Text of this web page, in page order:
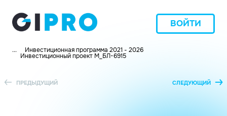
ВОЙТИ
... Инвестиционная программа 2021 - 2026
Инвестиционный проект M_БЛ-6915
ПРЕДЫДУЩИЙ СЛЕДУЮЩИЙ